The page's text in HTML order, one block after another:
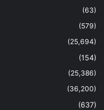
(63)
(579)
(25,694)
(154)
(25,386)
(36,200)
(637)